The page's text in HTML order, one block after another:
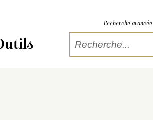
Recherche avancée